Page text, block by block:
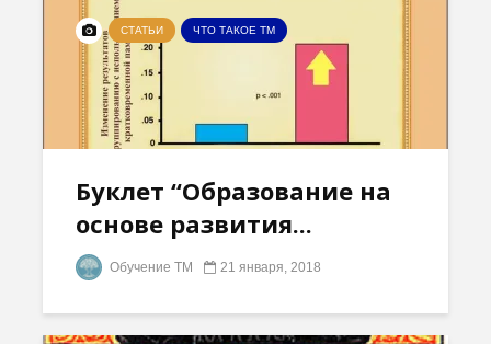
СТАТЬИ ЧТО ТАКОЕ ТМ
Буклет “Образование на
основе развития...
Обучение ТМ 21 января, 2018